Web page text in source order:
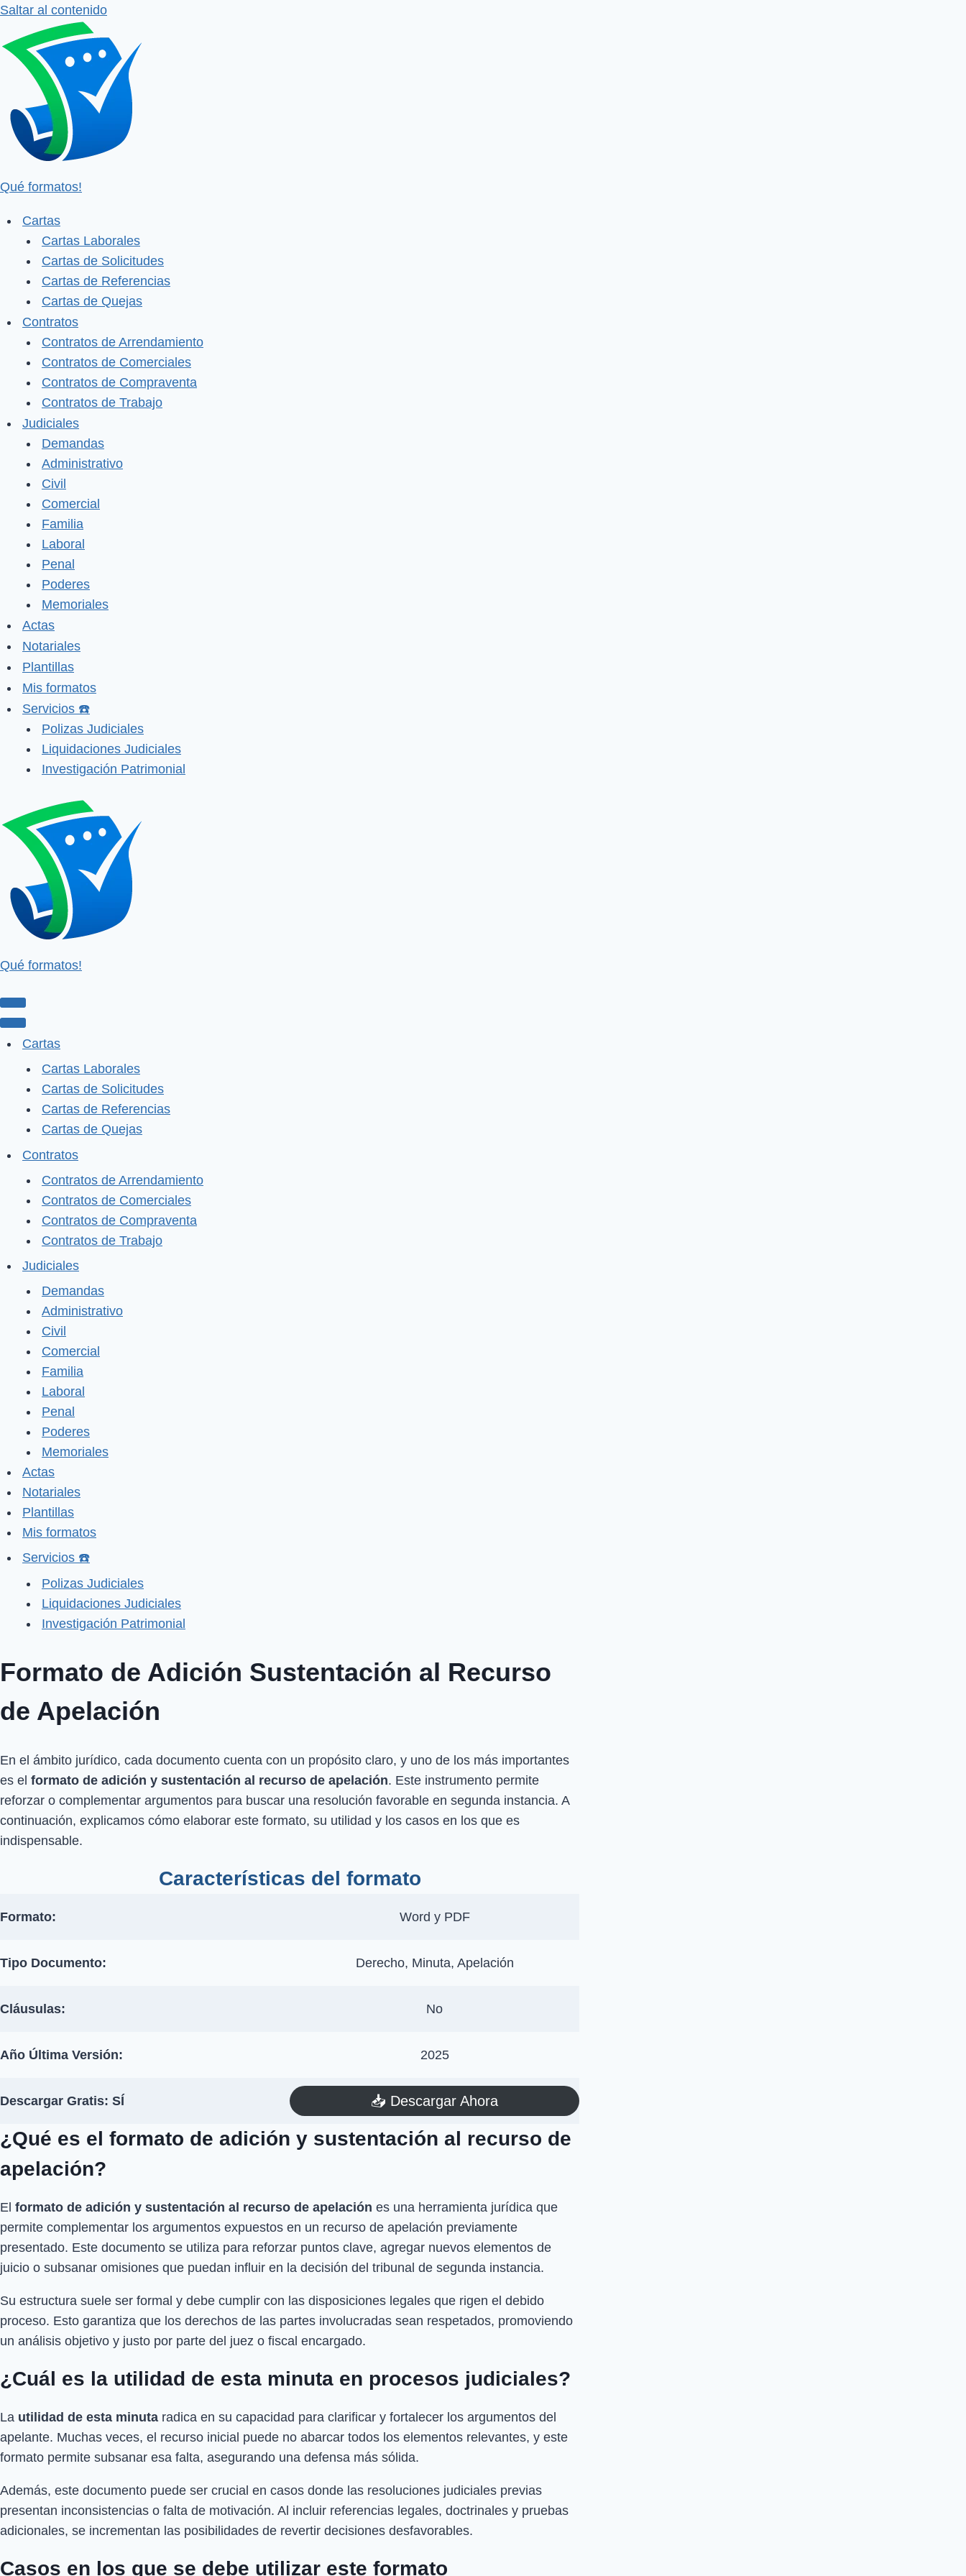
Saltar al contenido
Qué formatos!
Cartas
Cartas Laborales
Cartas de Solicitudes
Cartas de Referencias
Cartas de Quejas
Contratos
Contratos de Arrendamiento
Contratos de Comerciales
Contratos de Compraventa
Contratos de Trabajo
Judiciales
Demandas
Administrativo
Civil
Comercial
Familia
Laboral
Penal
Poderes
Memoriales
Actas
Notariales
Plantillas
Mis formatos
Servicios ☎️
Polizas Judiciales
Liquidaciones Judiciales
Investigación Patrimonial
Qué formatos!
Menú
de
navegación
Menú
de
navegación
Cartas
Cartas Laborales
Cartas de Solicitudes
Cartas de Referencias
Cartas de Quejas
Contratos
Contratos de Arrendamiento
Contratos de Comerciales
Contratos de Compraventa
Contratos de Trabajo
Judiciales
Demandas
Administrativo
Civil
Comercial
Familia
Laboral
Penal
Poderes
Memoriales
Actas
Notariales
Plantillas
Mis formatos
Servicios ☎️
Polizas Judiciales
Liquidaciones Judiciales
Investigación Patrimonial
Formato de Adición Sustentación al Recurso
de Apelación
En el ámbito jurídico, cada documento cuenta con un propósito claro, y uno de los más importantes
es el formato de adición y sustentación al recurso de apelación. Este instrumento permite
reforzar o complementar argumentos para buscar una resolución favorable en segunda instancia. A
continuación, explicamos cómo elaborar este formato, su utilidad y los casos en los que es
indispensable.
Características del formato
Formato: Word y PDF
Tipo Documento: Derecho, Minuta, Apelación
Cláusulas: No
Año Última Versión: 2025
Descargar Gratis: SÍ 📥​ Descargar Ahora
¿Qué es el formato de adición y sustentación al recurso de
apelación?
El formato de adición y sustentación al recurso de apelación es una herramienta jurídica que
permite complementar los argumentos expuestos en un recurso de apelación previamente
presentado. Este documento se utiliza para reforzar puntos clave, agregar nuevos elementos de
juicio o subsanar omisiones que puedan influir en la decisión del tribunal de segunda instancia.
Su estructura suele ser formal y debe cumplir con las disposiciones legales que rigen el debido
proceso. Esto garantiza que los derechos de las partes involucradas sean respetados, promoviendo
un análisis objetivo y justo por parte del juez o fiscal encargado.
¿Cuál es la utilidad de esta minuta en procesos judiciales?
La utilidad de esta minuta radica en su capacidad para clarificar y fortalecer los argumentos del
apelante. Muchas veces, el recurso inicial puede no abarcar todos los elementos relevantes, y este
formato permite subsanar esa falta, asegurando una defensa más sólida.
Además, este documento puede ser crucial en casos donde las resoluciones judiciales previas
presentan inconsistencias o falta de motivación. Al incluir referencias legales, doctrinales y pruebas
adicionales, se incrementan las posibilidades de revertir decisiones desfavorables.
Casos en los que se debe utilizar este formato